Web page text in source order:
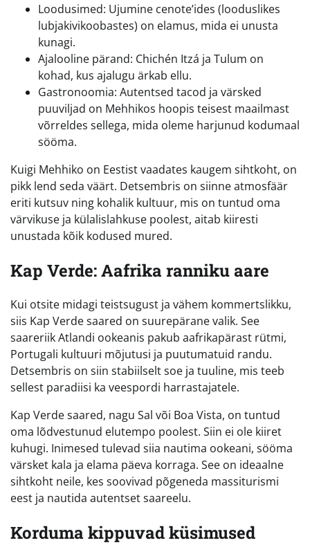
Loodusimed: Ujumine cenote’ides (looduslikes
lubjakivikoobastes) on elamus, mida ei unusta
kunagi.
Ajalooline pärand: Chichén Itzá ja Tulum on
kohad, kus ajalugu ärkab ellu.
Gastronoomia: Autentsed tacod ja värsked
puuviljad on Mehhikos hoopis teisest maailmast
võrreldes sellega, mida oleme harjunud kodumaal
sööma.
Kuigi Mehhiko on Eestist vaadates kaugem sihtkoht, on
pikk lend seda väärt. Detsembris on siinne atmosfäär
eriti kutsuv ning kohalik kultuur, mis on tuntud oma
värvikuse ja külalislahkuse poolest, aitab kiiresti
unustada kõik kodused mured.
Kap Verde: Aafrika ranniku aare
Kui otsite midagi teistsugust ja vähem kommertslikku,
siis Kap Verde saared on suurepärane valik. See
saareriik Atlandi ookeanis pakub aafrikapärast rütmi,
Portugali kultuuri mõjutusi ja puutumatuid randu.
Detsembris on siin stabiilselt soe ja tuuline, mis teeb
sellest paradiisi ka veespordi harrastajatele.
Kap Verde saared, nagu Sal või Boa Vista, on tuntud
oma lõdvestunud elutempo poolest. Siin ei ole kiiret
kuhugi. Inimesed tulevad siia nautima ookeani, sööma
värsket kala ja elama päeva korraga. See on ideaalne
sihtkoht neile, kes soovivad põgeneda massiturismi
eest ja nautida autentset saareelu.
Korduma kippuvad küsimused